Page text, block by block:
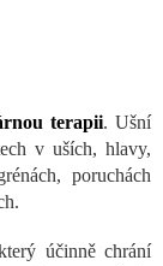
terapii. Ušní
v uších, hlavy,
poruchách
účinně chrání